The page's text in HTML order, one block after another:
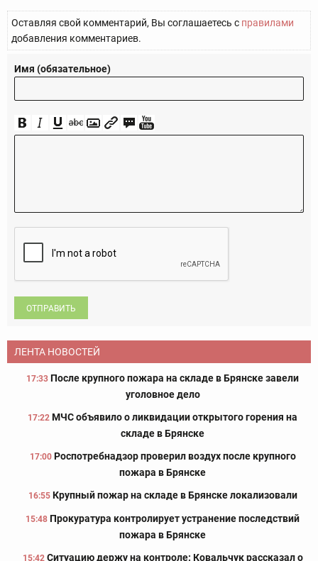
Оставляя свой комментарий, Вы соглашаетесь с правилами
добавления комментариев.
Имя (обязательное)
ОТПРАВИТЬ
ЛЕНТА НОВОСТЕЙ
17:33 После крупного пожара на складе в Брянске завели
уголовное дело
17:22 МЧС объявило о ликвидации открытого горения на
складе в Брянске
17:00 Роспотребнадзор проверил воздух после крупного
пожара в Брянске
16:55 Крупный пожар на складе в Брянске локализовали
15:48 Прокуратура контролирует устранение последствий
пожара в Брянске
15:42 Ситуацию держу на контроле: Ковальчук рассказал о